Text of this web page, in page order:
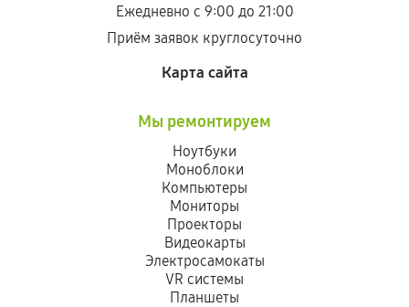
Ежедневно с 9:00 до 21:00
Приём заявок круглосуточно
Карта сайта
Мы ремонтируем
Ноутбуки
Моноблоки
Компьютеры
Мониторы
Проекторы
Видеокарты
Электросамокаты
VR системы
Планшеты